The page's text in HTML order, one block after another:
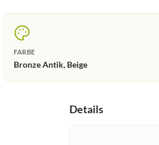
FARBE
Bronze Antik, Beige
Details